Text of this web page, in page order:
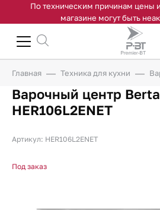
По техническим причинам цены
магазине могут быть
Главная Техника для кухни
Варочный центр
HER106L2ENET
Артикул: HER106L2ENET
Под заказ